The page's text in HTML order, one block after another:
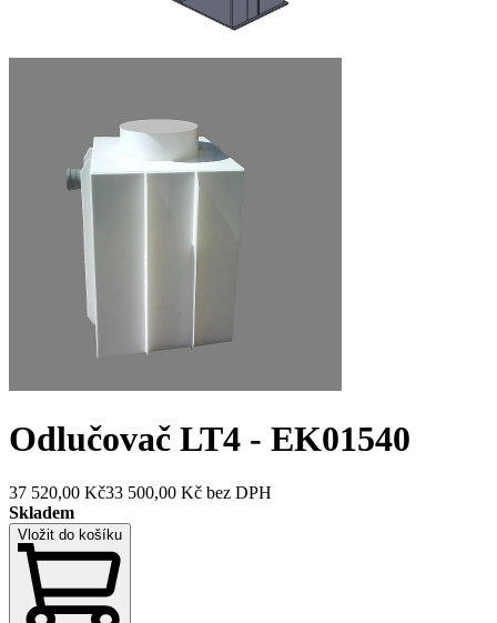
Odlučovač LT4 - EK01540
37 520,00 Kč33 500,00 Kč bez DPH
Skladem
Vložit do košíku